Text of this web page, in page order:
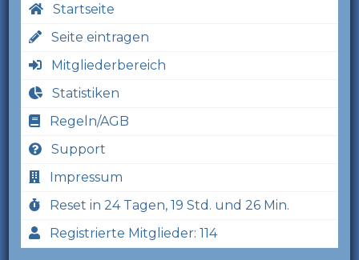
Startseite
Seite eintragen
Mitgliederbereich
Statistiken
Regeln/AGB
Support
Impressum
Reset in 24 Tagen, 19 Std. und 26 Min.
Registrierte Mitglieder: 114